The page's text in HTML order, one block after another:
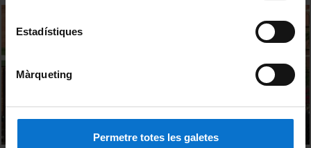
Estadístiques
Màrqueting
Permetre totes les galetes